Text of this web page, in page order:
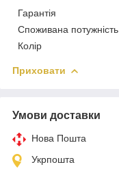
Гарантія
Споживана потужність
Колір
Приховати
Умови доставки
Нова Пошта
Укрпошта